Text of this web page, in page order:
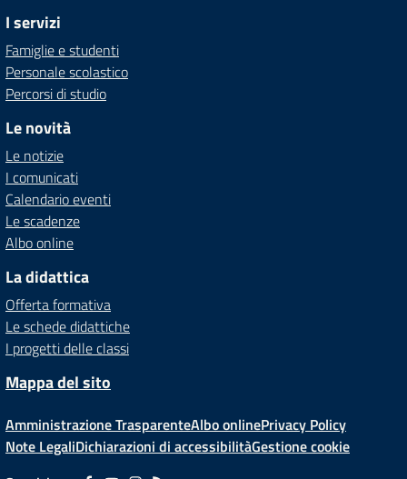
I servizi
Famiglie e studenti
Personale scolastico
Percorsi di studio
Le novità
Le notizie
I comunicati
Calendario eventi
Le scadenze
Albo online
La didattica
Offerta formativa
Le schede didattiche
I progetti delle classi
Mappa del sito
Amministrazione TrasparenteAlbo onlinePrivacy Policy
Note LegaliDichiarazioni di accessibilitàGestione cookie